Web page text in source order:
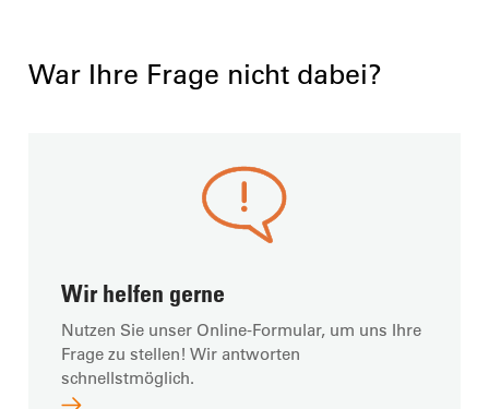
War Ihre Frage nicht dabei?
Wir helfen gerne
Nutzen Sie unser Online-Formular, um uns Ihre
Frage zu stellen! Wir antworten
schnellstmöglich.